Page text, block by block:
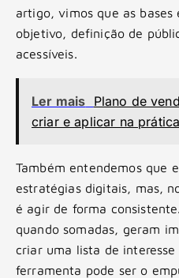
artigo, vimos que as bases
objetivo, definição de
acessíveis.
Ler mais Plano de
criar e aplicar na prática
Também entendemos que
estratégias digitais, mas,
é agir de forma
quando somadas, geram
criar uma lista de
ferramenta pode ser o